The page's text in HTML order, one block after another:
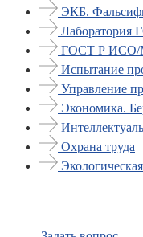
ЭКБ.
Лаборатория
ГОСТ Р ИСО/
Испытание
Управление
Экономика.
Охрана труда